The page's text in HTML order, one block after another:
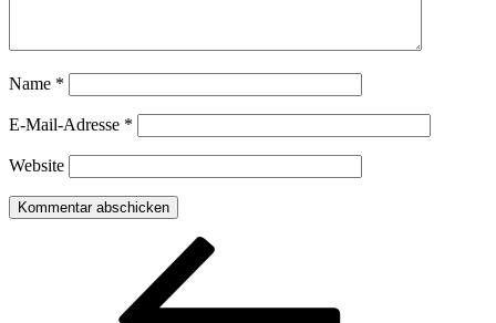
Name *
E-Mail-Adresse *
Website
Beitragsnavigation